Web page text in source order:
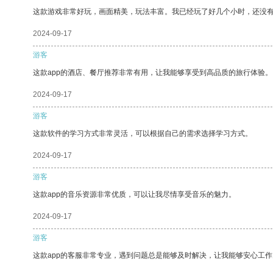
这款游戏非常好玩，画面精美，玩法丰富。我已经玩了好几个小时，还没有
2024-09-17
游客
这款app的酒店、餐厅推荐非常有用，让我能够享受到高品质的旅行体验。
2024-09-17
游客
这款软件的学习方式非常灵活，可以根据自己的需求选择学习方式。
2024-09-17
游客
这款app的音乐资源非常优质，可以让我尽情享受音乐的魅力。
2024-09-17
游客
这款app的客服非常专业，遇到问题总是能够及时解决，让我能够安心工作